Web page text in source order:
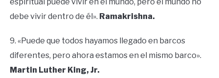
debe vivir dentro de él». Ramakrishna.
9. «Puede que todos hayamos llegado en barcos
diferentes, pero ahora estamos en el mismo barco».
Martin Luther King, Jr.